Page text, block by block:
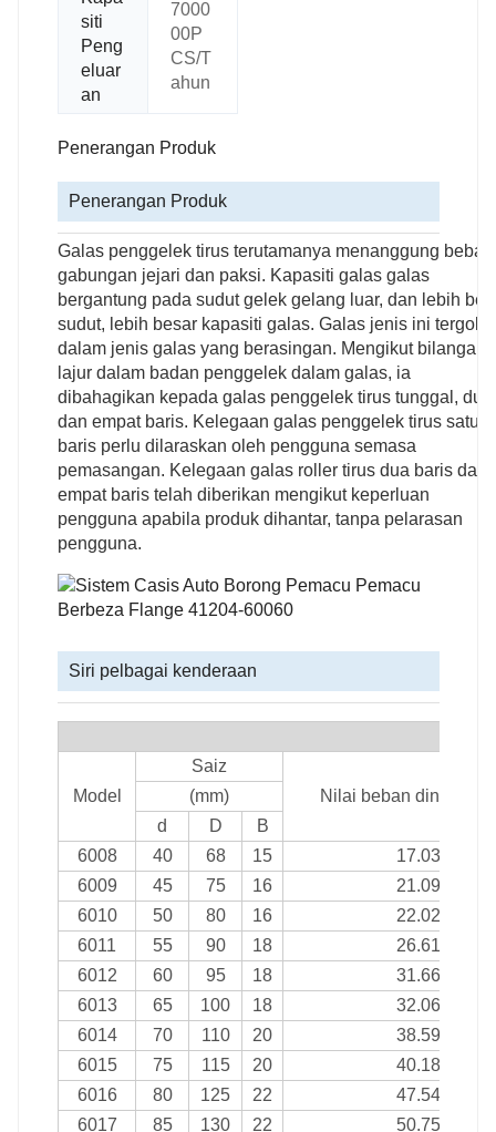
siti
Peng
eluar
an
7000
00P
CS/T
ahun
Penerangan Produk
Penerangan Produk
Galas penggelek tirus terutamanya menanggung beban
gabungan jejari dan paksi. Kapasiti galas galas
bergantung pada sudut gelek gelang luar, dan lebih
sudut, lebih besar kapasiti galas. Galas jenis ini
dalam jenis galas yang berasingan. Mengikut bilangan
lajur dalam badan penggelek dalam galas, ia
dibahagikan kepada galas penggelek tirus tunggal, dua
dan empat baris. Kelegaan galas penggelek tirus satu
baris perlu dilaraskan oleh pengguna semasa
pemasangan. Kelegaan galas roller tirus dua baris dan
empat baris telah diberikan mengikut keperluan
pengguna apabila produk dihantar, tanpa pelarasan
pengguna.
Siri pelbagai kenderaan
Model
Saiz
Nilai beban dinamik
(mm)
d
D
B
6008
40 68 15
17.03
6009
45 75 16
21.09
6010
50 80 16
22.02
6011
55 90 18
26.61
6012
60 95 18
31.66
6013
65 100 18
32.06
6014
70 110 20
38.59
6015
75 115 20
40.18
6016
80 125 22
47.54
6017
85 130 22
50.75